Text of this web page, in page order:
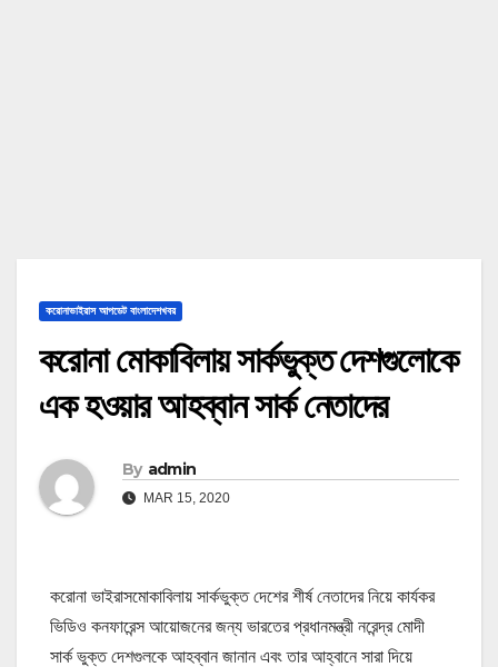
করোনাভাইরাস আপডেট বাংলাদেশখবর
করোনা মোকাবিলায় সার্কভুক্ত দেশগুলোকে
এক হওয়ার আহব্বান সার্ক নেতাদের
By admin
MAR 15, 2020
করোনা ভাইরাসমোকাবিলায় সার্কভুক্ত দেশের শীর্ষ নেতাদের নিয়ে কার্যকর
ভিডিও কনফারেন্স আয়োজনের জন্য ভারতের প্রধানমন্ত্রী নরেন্দ্র মোদী
সার্ক ভুক্ত দেশগুলকে আহব্বান জানান এবং তার আহ্বানে সারা দিয়ে